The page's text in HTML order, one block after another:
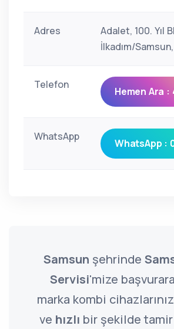
Adres
Adalet, 100. Yıl
İlkadım/
Telefon
Hemen Ara :
WhatsApp
WhatsApp :
Samsun şehrinde
Servisi'mize
marka kombi
ve hızlı bir şekilde tamir